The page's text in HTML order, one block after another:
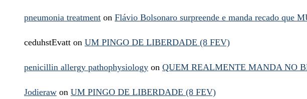
pneumonia treatment on Flávio Bolsonaro surpreende e manda recado que
ceduhstEvatt on UM PINGO DE LIBERDADE (8 FEV)
penicillin allergy pathophysiology on QUEM REALMENTE MANDA NO
Jodieraw on UM PINGO DE LIBERDADE (8 FEV)